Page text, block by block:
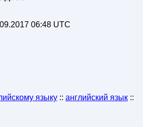
06:48 UTC
языку:: английский язык::